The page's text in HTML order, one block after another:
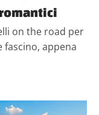
on the road per
appena